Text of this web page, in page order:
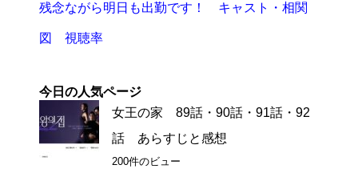
残念ながら明日も出勤です！ キャスト・相関
図 視聴率
今日の人気ページ
女王の家 89話・90話・91話・92
話 あらすじと感想
200件のビュー